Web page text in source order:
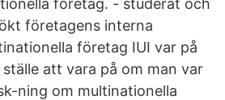
företag. - studerat och
företagens interna
företag IUI var på
att vara på om man var
ning om multinationella